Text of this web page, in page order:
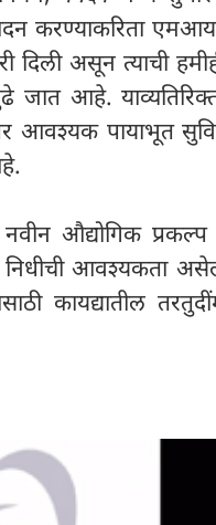
करण्याकरिता
दिली असून त्याची
पुढे जात आहे.
आवश्यक पायाभूत
औद्योगिक
आवश्यकता
कायद्यातील